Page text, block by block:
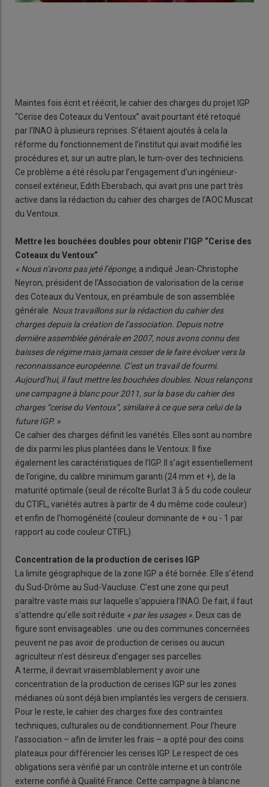
Maintes fois écrit et réécrit, le cahier des charges du projet IGP
“Cerise des Coteaux du Ventoux” avait pourtant été retoqué
par l’INAO à plusieurs reprises. S’étaient ajoutés à cela la
réforme du fonctionnement de l’institut qui avait modifié les
procédures et, sur un autre plan, le turn-over des techniciens.
Ce problème a été résolu par l’engagement d’un ingénieur-
conseil extérieur, Edith Ebersbach, qui avait pris une part très
active dans la rédaction du cahier des charges de l’AOC Muscat
du Ventoux.
Mettre les bouchées doubles pour obtenir l’IGP “Cerise des
Coteaux du Ventoux”
« Nous n’avons pas jeté l’éponge, a indiqué Jean-Christophe
Neyron, président de l’Association de valorisation de la cerise
des Coteaux du Ventoux, en préambule de son assemblée
générale. Nous travaillons sur la rédaction du cahier des
charges depuis la création de l’association. Depuis notre
dernière assemblée générale en 2007, nous avons connu des
baisses de régime mais jamais cesser de le faire évoluer vers la
reconnaissance européenne. C’est un travail de fourmi.
Aujourd’hui, il faut mettre les bouchées doubles. Nous relançons
une campagne à blanc pour 2011, sur la base du cahier des
charges “cerise du Ventoux”, similaire à ce que sera celui de la
future IGP. »
Ce cahier des charges définit les variétés. Elles sont au nombre
de dix parmi les plus plantées dans le Ventoux. Il fixe
également les caractéristiques de l’IGP. Il s’agit essentiellement
de l’origine, du calibre minimum garanti (24 mm et +), de la
maturité optimale (seuil de récolte Burlat 3 à 5 du code couleur
du CTIFL, variétés autres à partir de 4 du même code couleur)
et enfin de l’homogénéité (couleur dominante de + ou - 1 par
rapport au code couleur CTIFL).
Concentration de la production de cerises IGP
La limite géographique de la zone IGP a été bornée. Elle s’étend
du Sud-Drôme au Sud-Vaucluse. C’est une zone qui peut
paraître vaste mais sur laquelle s’appuiera l’INAO. De fait, il faut
s’attendre qu’elle soit réduite « par les usages » . Deux cas de
figure sont envisageables : une ou des communes concernées
peuvent ne pas avoir de production de cerises ou aucun
agriculteur n’est désireux d’engager ses parcelles.
A terme, il devrait vraisemblablement y avoir une
concentration de la production de cerises IGP sur les zones
médianes où sont déjà bien implantés les vergers de cerisiers.
Pour le reste, le cahier des charges fixe des contraintes
techniques, culturales ou de conditionnement. Pour l’heure
l’association – afin de limiter les frais – a opté pour des coins
plateaux pour différencier les cerises IGP. Le respect de ces
obligations sera vérifié par un contrôle interne et un contrôle
externe confié à Qualité France. Cette campagne à blanc ne